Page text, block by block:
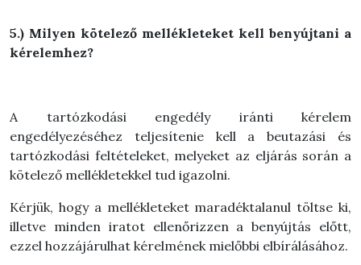
5.) Milyen kötelező mellékleteket kell benyújtani a
kérelemhez?
A tartózkodási engedély iránti kérelem
engedélyezéséhez teljesítenie kell a beutazási és
tartózkodási feltételeket, melyeket az eljárás során a
kötelező mellékletekkel tud igazolni.
Kérjük, hogy a mellékleteket maradéktalanul töltse ki,
illetve minden iratot ellenőrizzen a benyújtás előtt,
ezzel hozzájárulhat kérelmének mielőbbi elbírálásához.